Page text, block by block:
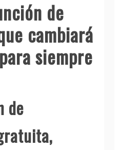
de
cambiará
siempre
de